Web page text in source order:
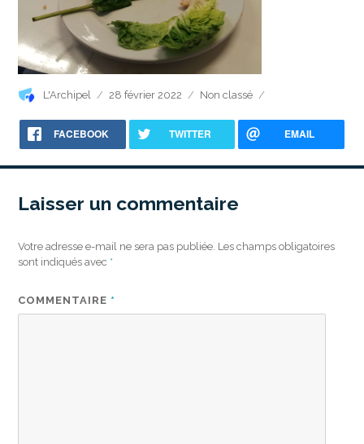
Auteur
L'Archipel
Publié
28 février 2022 Catégories
Non classé
FACEBOOK TWITTER EMAIL
Laisser un commentaire
Votre adresse e-mail ne sera pas publiée. Les champs obligatoires
sont indiqués avec *
COMMENTAIRE *